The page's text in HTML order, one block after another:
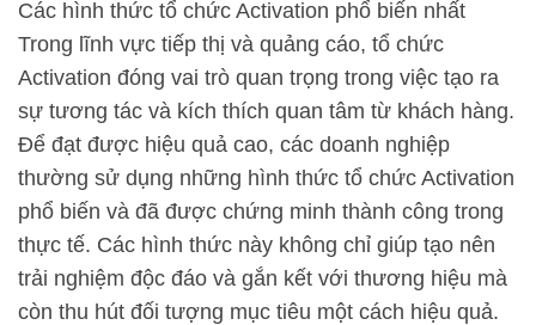
Các hình thức tổ chức Activation phổ biến nhất
Trong lĩnh vực tiếp thị và quảng cáo, tổ chức
Activation đóng vai trò quan trọng trong việc tạo ra
sự tương tác và kích thích quan tâm từ khách hàng.
Để đạt được hiệu quả cao, các doanh nghiệp
thường sử dụng những hình thức tổ chức Activation
phổ biến và đã được chứng minh thành công trong
thực tế. Các hình thức này không chỉ giúp tạo nên
trải nghiệm độc đáo và gắn kết với thương hiệu mà
còn thu hút đối tượng mục tiêu một cách hiệu quả.